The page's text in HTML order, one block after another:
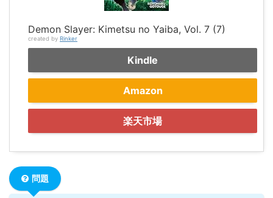
Demon Slayer: Kimetsu no Yaiba, Vol. 7 (7)
created by Rinker
Kindle
Amazon
楽天市場
問題